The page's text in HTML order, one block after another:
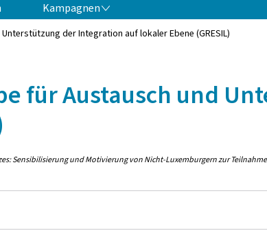
Kampagnen
der Integration auf lokaler Ebene (GRESIL)
für Austausch und
Sensibilisierung und Motivierung von Nicht-Luxemburgern zur